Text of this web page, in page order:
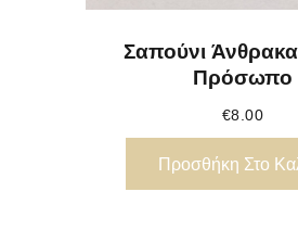
Σαπούνι
Πρόσωπο
€8.00
Προσθήκη Στο